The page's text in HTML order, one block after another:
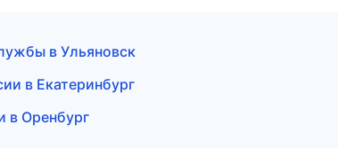
в Ульяновск
в Екатеринбург
в Оренбург